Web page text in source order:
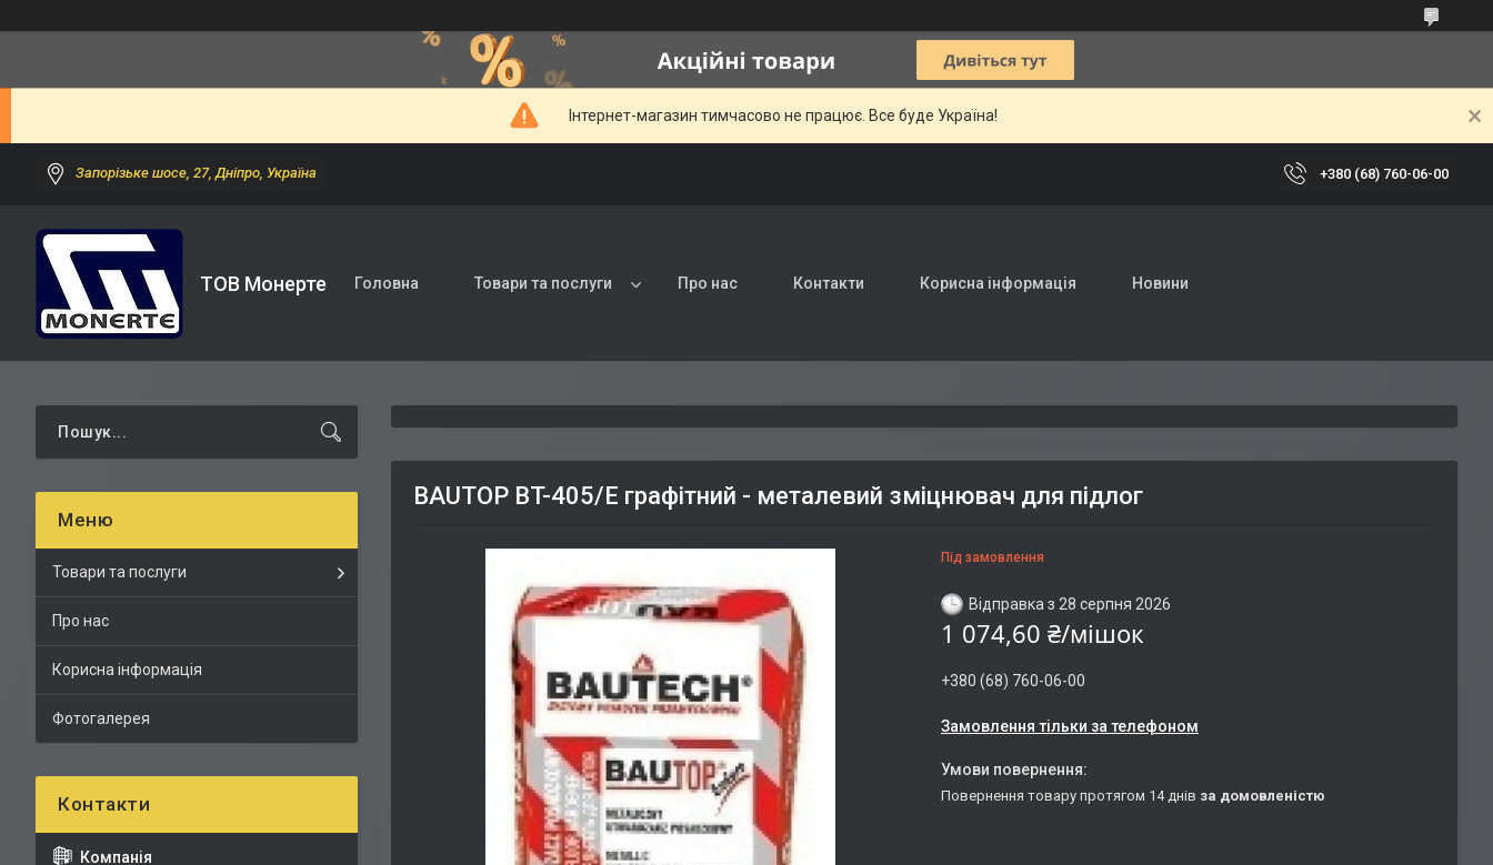
Інтернет-магазин тимчасово не працює. Все буде Україна!
Запорізьке шосе, 27, Дніпро, Україна +380 (68) 760-06-00
ТОВ Монерте Головна Товари та послуги Про нас Контакти Корисна інформація Новини
BAUTOP BT-405/Е графітний - металевий зміцнювач для підлог
Під замовлення
Відправка з 28 серпня 2026
1 074,60 ₴/мішок
+380 (68) 760-06-00
Замовлення тільки за телефоном
повернення товару протягом 14 днів за домовленістю
Товари та послуги
Про нас
Корисна інформація
Фотогалерея